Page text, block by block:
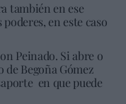
también en ese
en este caso
Peinado. Si abre o
de Begoña Gómez
en que puede